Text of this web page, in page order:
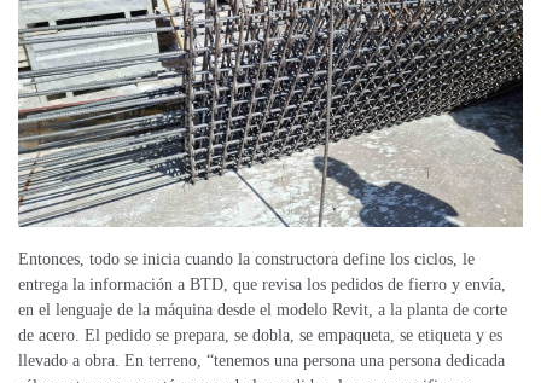
Entonces, todo se inicia cuando la constructora define los ciclos, le
entrega la información a BTD, que revisa los pedidos de fierro y envía,
en el lenguaje de la máquina desde el modelo Revit, a la planta de corte
de acero. El pedido se prepara, se dobla, se empaqueta, se etiqueta y es
llevado a obra. En terreno, “tenemos una persona una persona dedicada